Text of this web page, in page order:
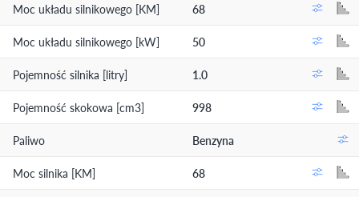
Moc układu silnikowego [KM] 68
Moc układu silnikowego [kW] 50
Pojemność silnika [litry] 1.0
Pojemność skokowa [cm3] 998
Paliwo Benzyna
Moc silnika [KM] 68